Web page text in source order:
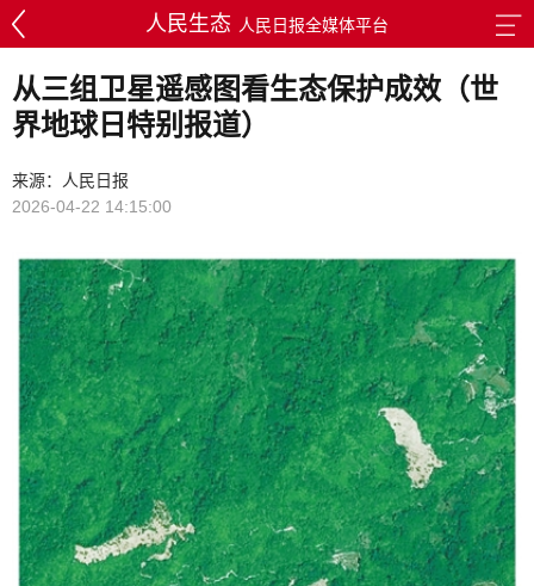
人民生态 人民日报全媒体平台
从三组卫星遥感图看生态保护成效（世
界地球日特别报道）
来源：人民日报
2026-04-22 14:15:00